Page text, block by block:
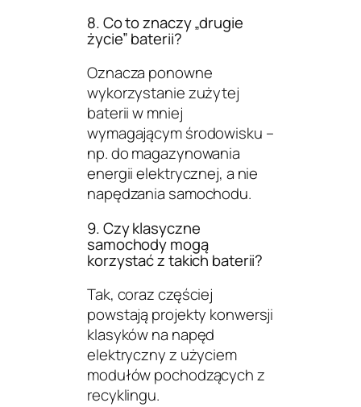
8. Co to znaczy „drugie
życie” baterii?
Oznacza ponowne
wykorzystanie zużytej
baterii w mniej
wymagającym środowisku –
np. do magazynowania
energii elektrycznej, a nie
napędzania samochodu.
9. Czy klasyczne
samochody mogą
korzystać z takich baterii?
Tak, coraz częściej
powstają projekty konwersji
klasyków na napęd
elektryczny z użyciem
modułów pochodzących z
recyklingu.